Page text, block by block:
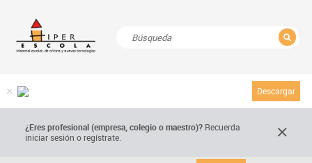
Descargar
¿Eres profesional (empresa, colegio o maestro)? Recuerda
iniciar sesión o regístrate.